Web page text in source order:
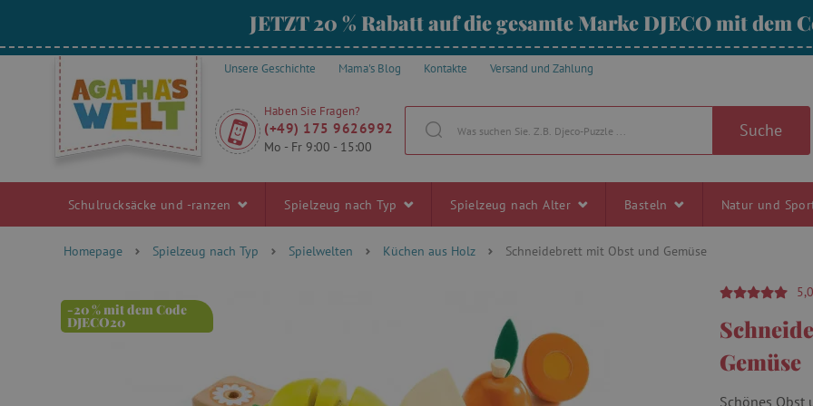
JETZT 20 % Rabatt auf die gesamte Marke DJECO mit dem
Unsere Geschichte Mama's Blog Kontakte Versand und Zahlung
Haben Sie Fragen?
(+49) 175 9626992
Mo - Fr 9:00 - 15:00
Suche
Schulrucksäcke und -ranzen Spielzeug nach Typ Spielzeug nach Alter Basteln Natur und
Homepage Spielzeug nach Typ Spielwelten Küchen aus Holz Schneidebrett mit Obst und Gemüse
-20 % mit dem Code
DJECO20
5,0
Gemüse
Schönes Obst